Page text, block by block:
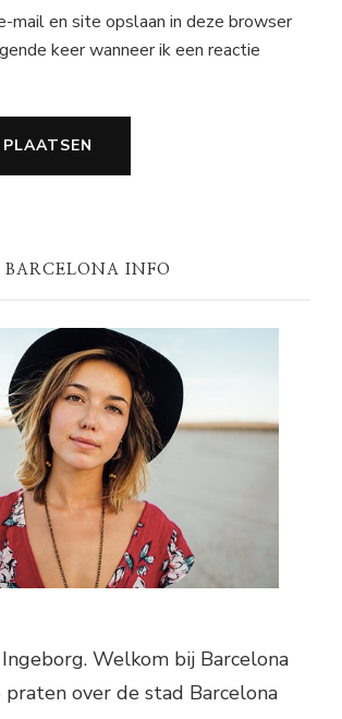
mail en site opslaan in deze browser
keer wanneer ik een reactie
INFO
Welkom bij Barcelona
over de stad Barcelona